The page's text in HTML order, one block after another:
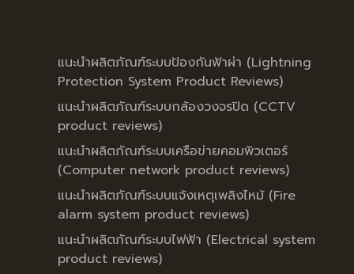
แนะนำผลิตภัณฑ์ระบบป้องกันฟ้าผ่า (Lightning
Protection System Product Reviews)
แนะนำผลิตภัณฑ์ระบบกล้องวงจรปิด (CCTV
product reviews)
แนะนำผลิตภัณฑ์ระบบเครือข่ายคอมพิวเตอร์
(Computer network product reviews)
แนะนำผลิตภัณฑ์ระบบแจ้งเหตุเพลิงไหม้ (Fire
alarm system product reviews)
แนะนำผลิตภัณฑ์ระบบไฟฟ้า (Electrical system
product reviews)